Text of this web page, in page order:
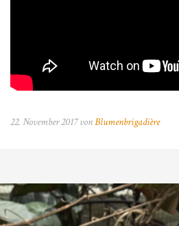
22. November 2017 vonBlumenbrigadière